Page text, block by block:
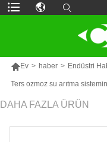
Ev > haber > Endüstri
Ters ozmoz su arıtma
DAHA FAZLA ÜRÜN